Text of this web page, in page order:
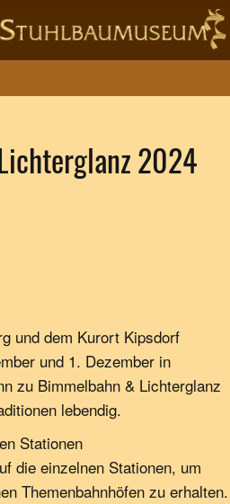
2024
und dem Kurort Kipsdorf
und 1. Dezember in
zu Bimmelbahn & Lichterglanz
lebendig.
Stationen
die einzelnen Stationen, um
Themen­bahnhöfen zu erhalten.